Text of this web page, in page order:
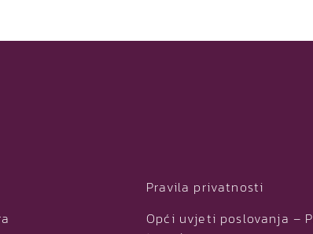
Pravila privatnosti
Opći uvjeti poslovanja –